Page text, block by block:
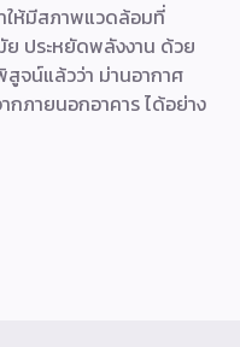
ให้มีสภาพแวดล้อมที่
ย ประหยัดพลังงาน ด้วย
สูจน์แล้วว่า ม่านอากาศ
ภายนอกอาคาร ได้อย่าง